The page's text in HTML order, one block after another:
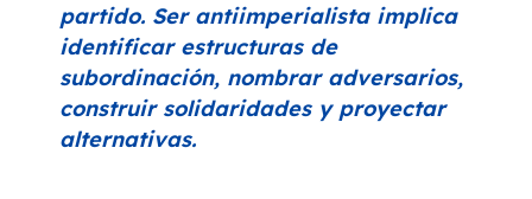
partido. Ser antiimperialista implica
identificar estructuras de
subordinación, nombrar adversarios,
construir solidaridades y proyectar
alternativas.